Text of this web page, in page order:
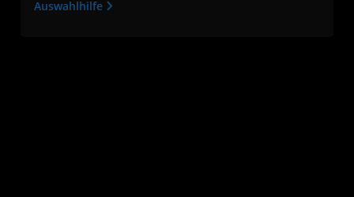
Auswahlhilfe